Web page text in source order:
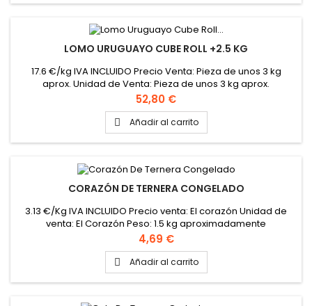
LOMO URUGUAYO CUBE ROLL +2.5 KG
17.6 €/kg IVA INCLUIDO Precio Venta: Pieza de unos 3 kg
aprox. Unidad de Venta: Pieza de unos 3 kg aprox.
Precio
52,80 €
 Añadir al carrito
CORAZÓN DE TERNERA CONGELADO
3.13 €/Kg IVA INCLUIDO Precio venta: El corazón Unidad de
venta: El Corazón Peso: 1.5 kg aproximadamente
Precio
4,69 €
 Añadir al carrito